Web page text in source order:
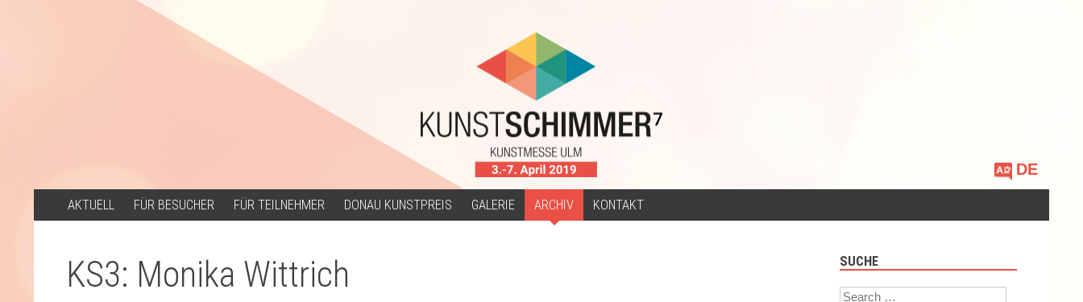
Sprache
auswählen
INHALT
AKTUELL FÜR BESUCHER FÜR TEILNEHMER DONAU KUNSTPREIS GALERIE ARCHIV KONTAKT
KS3: Monika Wittrich SUCHE
Search